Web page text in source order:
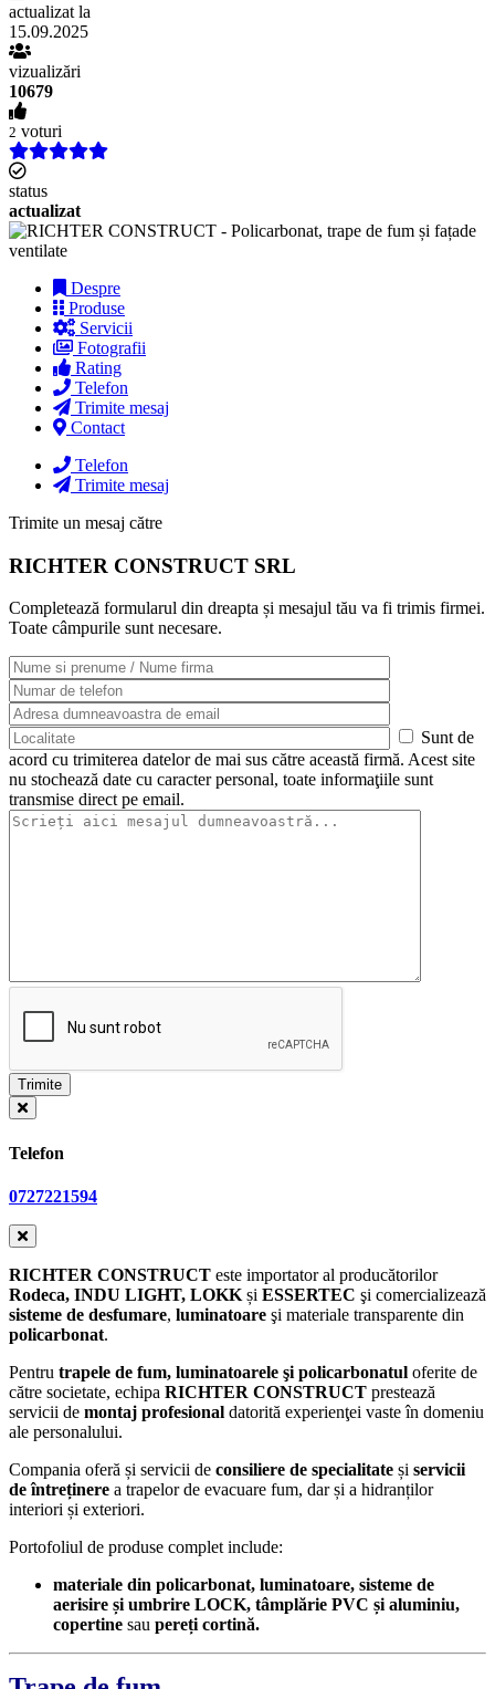
actualizat la
15.09.2025
vizualizări
10679
2 voturi
status
actualizat
Despre
Produse
Servicii
Fotografii
Rating
Telefon
Trimite mesaj
Contact
Telefon
Trimite mesaj
Trimite un mesaj către
RICHTER CONSTRUCT SRL
Completează formularul din dreapta și mesajul tău va fi trimis firmei.
Toate câmpurile sunt necesare.
Sunt de
acord cu trimiterea datelor de mai sus către această firmă. Acest site
nu stochează date cu caracter personal, toate informaţiile sunt
transmise direct pe email.
Telefon
0727221594
RICHTER CONSTRUCT este importator al producătorilor
Rodeca, INDU LIGHT, LOKK și ESSERTEC şi comercializează
sisteme de desfumare, luminatoare şi materiale transparente din
policarbonat.
Pentru trapele de fum, luminatoarele şi policarbonatul oferite de
către societate, echipa RICHTER CONSTRUCT prestează
servicii de montaj profesional datorită experienţei vaste în domeniu
ale personalului.
Compania oferă și servicii de consiliere de specialitate și servicii
de întreținere a trapelor de evacuare fum, dar și a hidranților
interiori și exteriori.
Portofoliul de produse complet include:
materiale din policarbonat, luminatoare, sisteme de
aerisire și umbrire LOCK, tâmplărie PVC și aluminiu,
copertine sau pereți cortină.